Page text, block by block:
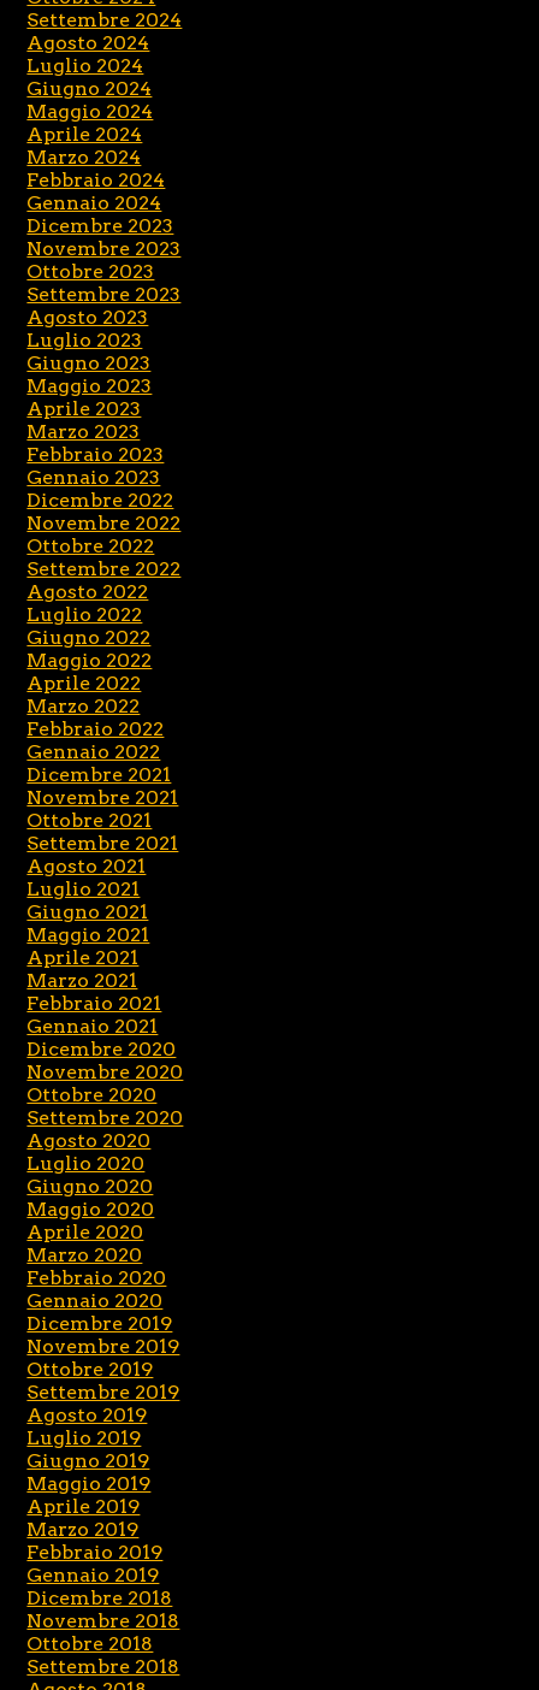
Settembre 2024
Agosto 2024
Luglio 2024
Giugno 2024
Maggio 2024
Aprile 2024
Marzo 2024
Febbraio 2024
Gennaio 2024
Dicembre 2023
Novembre 2023
Ottobre 2023
Settembre 2023
Agosto 2023
Luglio 2023
Giugno 2023
Maggio 2023
Aprile 2023
Marzo 2023
Febbraio 2023
Gennaio 2023
Dicembre 2022
Novembre 2022
Ottobre 2022
Settembre 2022
Agosto 2022
Luglio 2022
Giugno 2022
Maggio 2022
Aprile 2022
Marzo 2022
Febbraio 2022
Gennaio 2022
Dicembre 2021
Novembre 2021
Ottobre 2021
Settembre 2021
Agosto 2021
Luglio 2021
Giugno 2021
Maggio 2021
Aprile 2021
Marzo 2021
Febbraio 2021
Gennaio 2021
Dicembre 2020
Novembre 2020
Ottobre 2020
Settembre 2020
Agosto 2020
Luglio 2020
Giugno 2020
Maggio 2020
Aprile 2020
Marzo 2020
Febbraio 2020
Gennaio 2020
Dicembre 2019
Novembre 2019
Ottobre 2019
Settembre 2019
Agosto 2019
Luglio 2019
Giugno 2019
Maggio 2019
Aprile 2019
Marzo 2019
Febbraio 2019
Gennaio 2019
Dicembre 2018
Novembre 2018
Ottobre 2018
Settembre 2018